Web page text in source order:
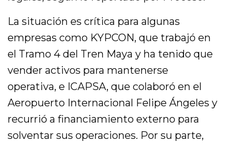
La situación es crítica para algunas
empresas como KYPCON, que trabajó en
el Tramo 4 del Tren Maya y ha tenido que
vender activos para mantenerse
operativa, e ICAPSA, que colaboró en el
Aeropuerto Internacional Felipe Ángeles y
recurrió a financiamiento externo para
solventar sus operaciones. Por su parte,